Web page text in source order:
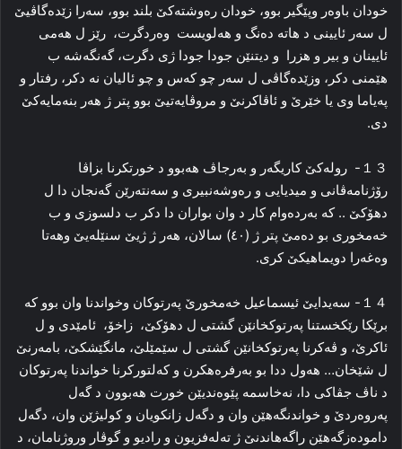
خودان باوەر وپێگیر بوو، خودان رەوشتەکێ بلند بوو، سەرا زێدەگاڤیێ
ل سەر ئایینی د هاتە دەنگ و هەلویست وەردگرت، رێز ل هەمی
ئایینان و بیر و هزرا و دیتنێن جودا جودا ژی دگرت، گەنگەشە ب
هێمنی دکر، وزێدەگاڤی ل سەر چو کەس و چو ئالیان نە دکر، رفتار و
پەیاما وی یا خێرێ و ئاڤاکرنێ و مروڤایەتیێ بوو پتر ژ هەر بنەمایەکێ
دی.
１３- رولەکێ کاریگەر و بەرجاڤ هەبوو د خورتکرنا بزاڤا
رۆژنامەڤانی و میدیایی و رەوشەنبیری و سەنتەرێن گەنجان دا ل
دهۆکێ .. کە بەردەوام کار د وان بواران دا دکر ب دلسوزی و ب
خەمخوری بو دەمێ پتر ژ (٤٠) سالان، هەر ژ ژیێ سنێلەیێ وهەتا
وەغەرا دویماهیکێ کری.
１４- سەیدایێ ئیسماعیل خەمخورێ پەرتوکان وخواندنا وان بوو کە
برێکا رێکخستنا پەرتوکخانێن گشتی ل دهۆکێ، زاخۆ، ئامێدی و ل
ئاکرێ، و ڤەکرنا پەرتوکخانێن گشتی ل سێمێلێ، مانگێشکێ، بامەرنێ
ل شێخان… هەول ددا بو بەرفرەهکرن و کەلتورکرنا خواندنا پەرتوکان
د ناڤ جڤاکی دا، نەخاسمە پێوەندیێن خورت هەبوون د گەل
پەروەردێ و خواندنگەهێن وان و دگەل زانکویان و کولیژێن وان، دگەل
دامودەزگەهێن راگەهاندنێ ژ تەلەفزیون و رادیو و گوڤار وروژنامان، د